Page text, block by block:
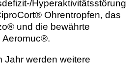
Hyperaktivitätsstörung
Ohrentropfen, das
und die bewährte
Aeromuc®.
Jahr werden weitere